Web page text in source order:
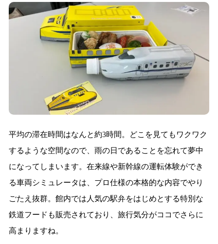
平均の滞在時間はなんと約3時間。どこを見てもワクワク
するような空間なので、雨の日であることを忘れて夢中
になってしまいます。在来線や新幹線の運転体験ができ
る車両シミュレータは、プロ仕様の本格的な内容でやり
ごたえ抜群。館内では人気の駅弁をはじめとする特別な
鉄道フードも販売されており、旅行気分がココでさらに
高まりますね。